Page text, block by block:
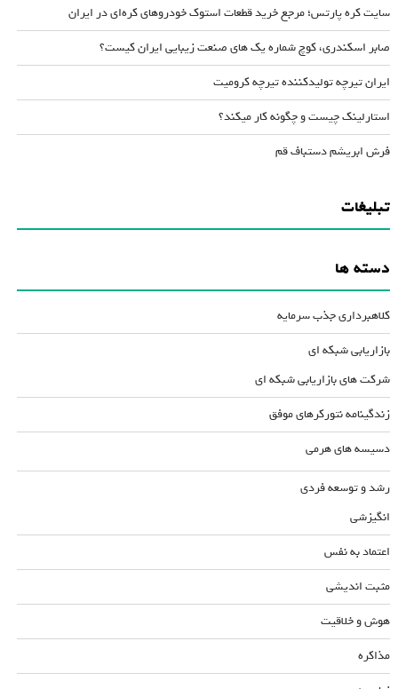
سایت کره پارتس؛ مرجع خرید قطعات استوک خودروهای کره‌ای در ایران
صابر اسکندری، کوچ شماره یک های صنعت زیبایی ایران کیست؟
ایران تیرچه تولیدکننده تیرچه کرومیت
استارلینک چیست و چگونه کار میکند؟
فرش ابریشم دستباف قم
تبلیغات
دسته ها
کلاهبرداری جذب سرمایه
بازاریابی شبکه ای
شرکت های بازاریابی شبکه ای
زندگینامه نتورکرهای موفق
دسیسه های هرمی
رشد و توسعه فردی
انگیزشی
اعتماد به نفس
مثبت اندیشی
هوش و خلاقیت
مذاکره